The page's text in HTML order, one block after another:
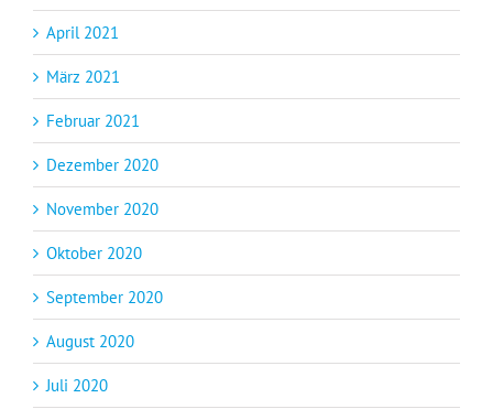
April 2021
März 2021
Februar 2021
Dezember 2020
November 2020
Oktober 2020
September 2020
August 2020
Juli 2020